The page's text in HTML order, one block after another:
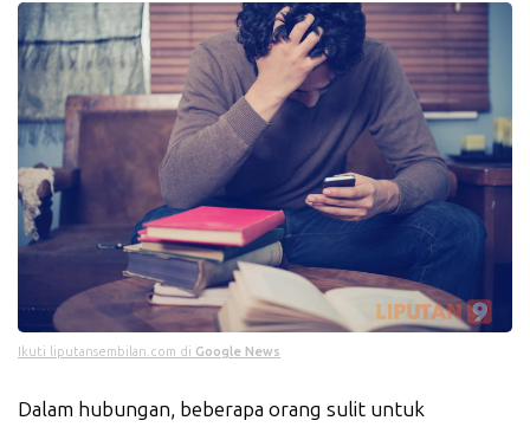
Ikuti liputansembilan.com di Google News
Dalam hubungan, beberapa orang sulit untuk